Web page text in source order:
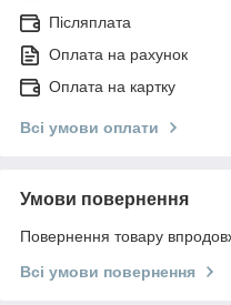
Післяплата
Оплата на рахунок
Оплата на картку
Всі умови оплати
Умови повернення
Повернення товару
Всі умови повернення